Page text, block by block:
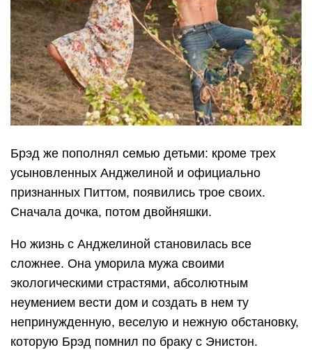
Брэд же пополнял семью детьми: кроме трех
усыновленных Анджелиной и официально
признанных Питтом, появились трое своих.
Сначала дочка, потом двойняшки.
Но жизнь с Анджелиной становилась все
сложнее. Она уморила мужа своими
экологическими страстями, абсолютным
неумением вести дом и создать в нем ту
непринужденную, веселую и нежную обстановку,
которую Брэд помнил по браку с Энистон.